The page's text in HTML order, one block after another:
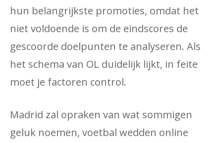
hun belangrijkste promoties, omdat het
niet voldoende is om de eindscores de
gescoorde doelpunten te analyseren. Als
het schema van OL duidelijk lijkt, in feite
moet je factoren control.
Madrid zal opraken van wat sommigen
geluk noemen, voetbal wedden online